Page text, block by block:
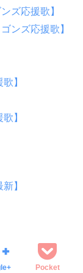
ズ応援歌】
ンズ応援歌】
】
】
】
Pocket